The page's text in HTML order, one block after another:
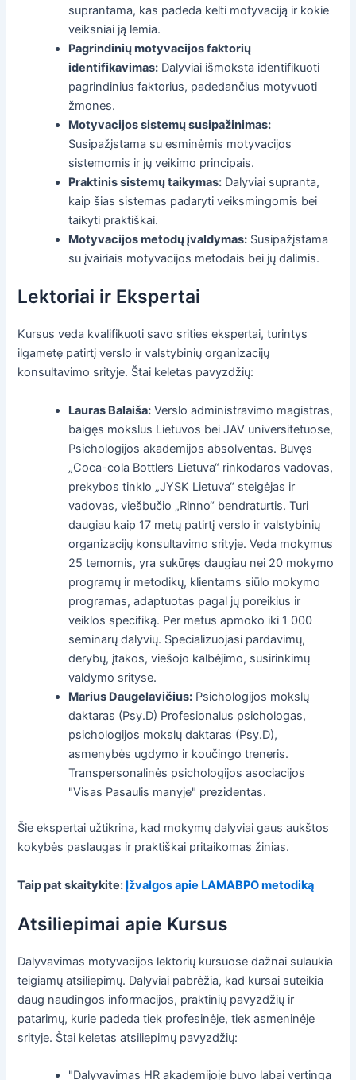
suprantama, kas padeda kelti motyvaciją ir kokie
veiksniai ją lemia.
Pagrindinių motyvacijos faktorių
identifikavimas: Dalyviai išmoksta identifikuoti
pagrindinius faktorius, padedančius motyvuoti
žmones.
Motyvacijos sistemų susipažinimas:
Susipažįstama su esminėmis motyvacijos
sistemomis ir jų veikimo principais.
Praktinis sistemų taikymas: Dalyviai supranta,
kaip šias sistemas padaryti veiksmingomis bei
taikyti praktiškai.
Motyvacijos metodų įvaldymas: Susipažįstama
su įvairiais motyvacijos metodais bei jų dalimis.
Lektoriai ir Ekspertai
Kursus veda kvalifikuoti savo srities ekspertai, turintys
ilgametę patirtį verslo ir valstybinių organizacijų
konsultavimo srityje. Štai keletas pavyzdžių:
Lauras Balaiša: Verslo administravimo magistras,
baigęs mokslus Lietuvos bei JAV universitetuose,
Psichologijos akademijos absolventas. Buvęs
„Coca-cola Bottlers Lietuva“ rinkodaros vadovas,
prekybos tinklo „JYSK Lietuva“ steigėjas ir
vadovas, viešbučio „Rinno“ bendraturtis. Turi
daugiau kaip 17 metų patirtį verslo ir valstybinių
organizacijų konsultavimo srityje. Veda mokymus
25 temomis, yra sukūręs daugiau nei 20 mokymo
programų ir metodikų, klientams siūlo mokymo
programas, adaptuotas pagal jų poreikius ir
veiklos specifiką. Per metus apmoko iki 1 000
seminarų dalyvių. Specializuojasi pardavimų,
derybų, įtakos, viešojo kalbėjimo, susirinkimų
valdymo srityse.
Marius Daugelavičius: Psichologijos mokslų
daktaras (Psy.D) Profesionalus psichologas,
psichologijos mokslų daktaras (Psy.D),
asmenybės ugdymo ir koučingo treneris.
Transpersonalinės psichologijos asociacijos
"Visas Pasaulis manyje" prezidentas.
Šie ekspertai užtikrina, kad mokymų dalyviai gaus aukštos
kokybės paslaugas ir praktiškai pritaikomas žinias.
Taip pat skaitykite:Įžvalgos apie LAMABPO metodiką
Atsiliepimai apie Kursus
Dalyvavimas motyvacijos lektorių kursuose dažnai sulaukia
teigiamų atsiliepimų. Dalyviai pabrėžia, kad kursai suteikia
daug naudingos informacijos, praktinių pavyzdžių ir
patarimų, kurie padeda tiek profesinėje, tiek asmeninėje
srityje. Štai keletas atsiliepimų pavyzdžių:
"Dalyvavimas HR akademijoje buvo labai vertinga